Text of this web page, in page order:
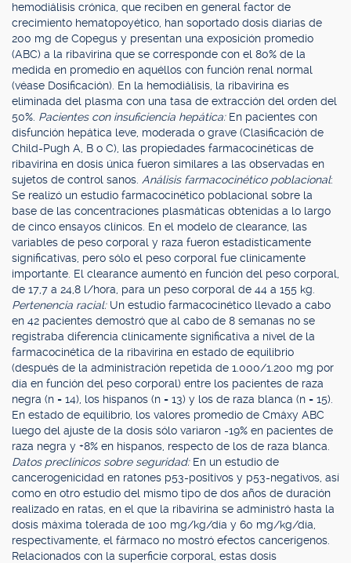
hemodiálisis crónica, que reciben en general factor de
crecimiento hematopoyético, han soportado dosis diarias de
200 mg de Copegus y presentan una exposición promedio
(ABC) a la ribavirina que se corresponde con el 80% de la
medida en promedio en aquéllos con función renal normal
(véase Dosificación). En la hemodiálisis, la ribavirina es
eliminada del plasma con una tasa de extracción del orden del
50%. Pacientes con insuficiencia hepática: En pacientes con
disfunción hepática leve, moderada o grave (Clasificación de
Child-Pugh A, B o C), las propiedades farmacocinéticas de
ribavirina en dosis única fueron similares a las observadas en
sujetos de control sanos. Análisis farmacocinético poblacional:
Se realizó un estudio farmacocinético poblacional sobre la
base de las concentraciones plasmáticas obtenidas a lo largo
de cinco ensayos clínicos. En el modelo de clearance, las
variables de peso corporal y raza fueron estadísticamente
significativas, pero sólo el peso corporal fue clínicamente
importante. El clearance aumentó en función del peso corporal,
de 17,7 a 24,8 l/hora, para un peso corporal de 44 a 155 kg.
Pertenencia racial: Un estudio farmacocinético llevado a cabo
en 42 pacientes demostró que al cabo de 8 semanas no se
registraba diferencia clínicamente significativa a nivel de la
farmacocinética de la ribavirina en estado de equilibrio
(después de la administración repetida de 1.000/1.200 mg por
día en función del peso corporal) entre los pacientes de raza
negra (n = 14), los hispanos (n = 13) y los de raza blanca (n = 15).
En estado de equilibrio, los valores promedio de Cmáxy ABC
luego del ajuste de la dosis sólo variaron -19% en pacientes de
raza negra y +8% en hispanos, respecto de los de raza blanca.
Datos preclínicos sobre seguridad: En un estudio de
cancerogenicidad en ratones p53-positivos y p53-negativos, así
como en otro estudio del mismo tipo de dos años de duración
realizado en ratas, en el que la ribavirina se administró hasta la
dosis máxima tolerada de 100 mg/kg/día y 60 mg/kg/día,
respectivamente, el fármaco no mostró efectos cancerígenos.
Relacionados con la superficie corporal, estas dosis